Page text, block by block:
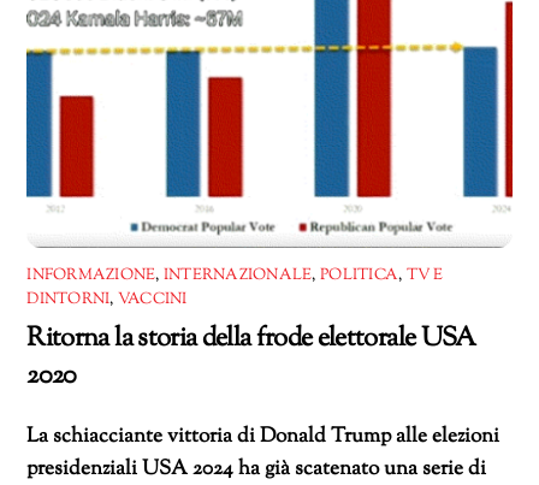
INFORMAZIONE, INTERNAZIONALE, POLITICA, TV E
DINTORNI, VACCINI
Ritorna la storia della frode elettorale USA
2020
La schiacciante vittoria di Donald Trump alle elezioni
presidenziali USA 2024 ha già scatenato una serie di